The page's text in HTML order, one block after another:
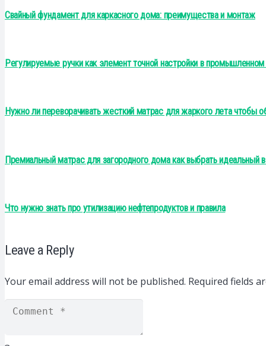
Свайный фундамент для каркасного дома: преимущества и монтаж
Регулируемые ручки как элемент точной настройки в
Нужно ли переворачивать жесткий матрас для жаркого лета чтобы
Премиальный матрас для загородного дома как выбрать идеальный
Что нужно знать про утилизацию нефтепродуктов и правила
Leave a Reply
Your email address will not be published. Required fields